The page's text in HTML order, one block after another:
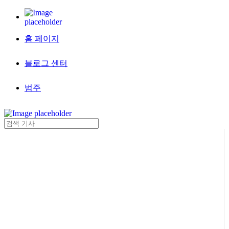
홈 페이지
블로그 센터
범주